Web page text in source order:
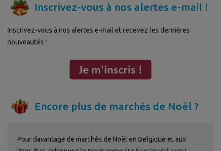
Inscrivez-vous à nos alertes e-mail !
Inscrivez-vous à nos alertes e-mail et recevez les dernières
nouveautés !
Encore plus de marchés de Noël ?
Pour davantage de marchés de Noël en Belgique et aux